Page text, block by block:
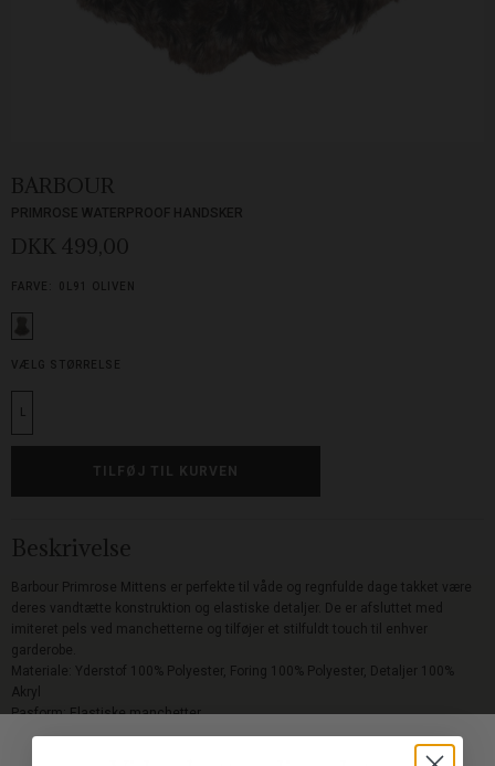
BARBOUR
PRIMROSE WATERPROOF HANDSKER
DKK 499,00
FARVE: 0L91 OLIVEN
VÆLG STØRRELSE
Beskrivelse
Barbour Primrose Mittens er perfekte til våde og regnfulde dage takket være
deres vandtætte konstruktion og elastiske detaljer. De er afsluttet med
imiteret pels ved manchetterne og tilføjer et stilfuldt touch til enhver
garderobe.
Materiale: Yderstof 100% Polyester, Foring 100% Polyester, Detaljer 100%
Akryl
Pasform: Elastiske manchetter
Pleje: Må ikke vaskes, rengøres med svamp